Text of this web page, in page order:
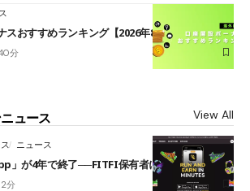
スおすすめランキング【2026年8月最新】
分
ュース View All
ニュース
」が4年で終了──FITFI保有者に対応呼びかけ
分